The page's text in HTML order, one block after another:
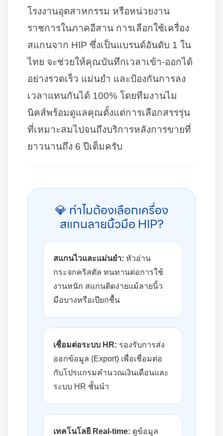
โรงงานอุตสาหกรรม หรือหน่วยงาน
ราชการในภาคอีสาน การเลือกใช้เครื่อง
สแกนจาก HIP ซึ่งเป็นแบรนด์อันดับ 1 ใน
ไทย จะช่วยให้คุณบันทึกเวลาเข้า-ออกได้
อย่างรวดเร็ว แม่นยำ และป้องกันการลง
เวลาแทนกันได้ 100% โดยทีมงานไม
นิคส์พร้อมดูแลคุณตั้งแต่การเลือกสรรรุ่น
ที่เหมาะสมไปจนถึงบริการหลังการขายที่
ยาวนานถึง 6 ปีเต็มครับ
💎 ทำไมต้องเลือกเครื่อง
สแกนลายนิ้วมือ HIP?
สแกนไวและแม่นยำ: หัวอ่าน
กระจกคริสตัล ทนทานต่อการใช้
งานหนัก สแกนติดง่ายแม้ลายนิ้ว
มือบางหรือเปียกชื้น
เชื่อมต่อระบบ HR: รองรับการส่ง
ออกข้อมูล (Export) เพื่อเชื่อมต่อ
กับโปรแกรมคำนวณเงินเดือนและ
ระบบ HR ชั้นนำ
เทคโนโลยี Real-time: ดูข้อมูล